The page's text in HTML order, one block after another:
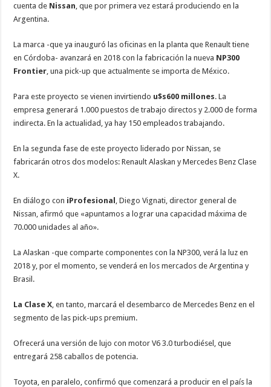
cuenta de Nissan , que por primera vez estará produciendo en la
Argentina.
La marca -que ya inauguró las oficinas en la planta que Renault tiene
en Córdoba- avanzará en 2018 con la fabricación la nueva NP300
Frontier , una pick-up que actualmente se importa de México.
Para este proyecto se vienen invirtiendo u$s600 millones. La
empresa generará 1.000 puestos de trabajo directos y 2.000 de forma
indirecta. En la actualidad, ya hay 150 empleados trabajando.
En la segunda fase de este proyecto liderado por Nissan, se
fabricarán otros dos modelos: Renault Alaskan y Mercedes Benz Clase
X.
En diálogo con iProfesional , Diego Vignati, director general de
Nissan, afirmó que «apuntamos a lograr una capacidad máxima de
70.000 unidades al año».
La Alaskan -que comparte componentes con la NP300, verá la luz en
2018 y, por el momento, se venderá en los mercados de Argentina y
Brasil.
La Clase X , en tanto, marcará el desembarco de Mercedes Benz en el
segmento de las pick-ups premium.
Ofrecerá una versión de lujo con motor V6 3.0 turbodiésel, que
entregará 258 caballos de potencia.
Toyota, en paralelo, confirmó que comenzará a producir en el país la